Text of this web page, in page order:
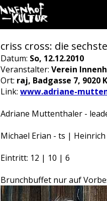
criss cross: die
Datum: So, 12.12.2010
Veranstalter: Verein
Ort: raj, Badgasse 7, 9020
Link: www.adriane-
Adriane Muttenthaler -
Michael Erian - ts |
Eintritt: 12 | 10 | 6
Brunchbuffet nur auf